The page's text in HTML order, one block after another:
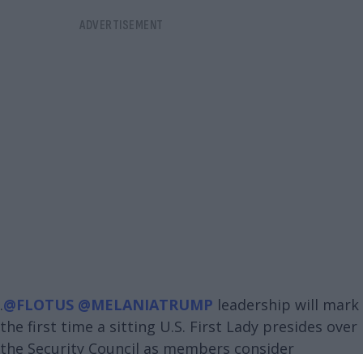
.@FLOTUS @MELANIATRUMP leadership will mark
the first time a sitting U.S. First Lady presides over
the Security Council as members consider